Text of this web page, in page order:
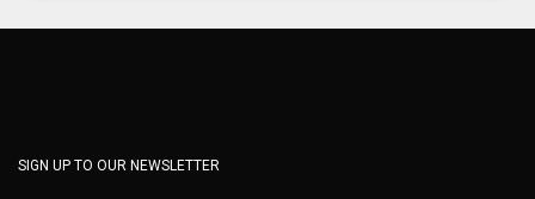
SIGN UP TO OUR NEWSLETTER